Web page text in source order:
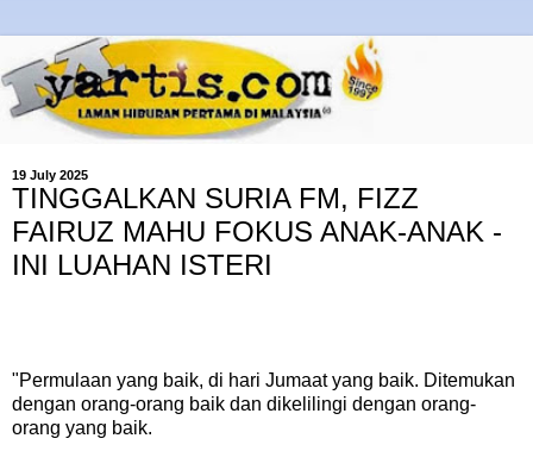
19 July 2025
TINGGALKAN SURIA FM, FIZZ
FAIRUZ MAHU FOKUS ANAK-ANAK -
INI LUAHAN ISTERI
"Permulaan yang baik, di hari Jumaat yang baik. Ditemukan
dengan orang-orang baik dan dikelilingi dengan orang-
orang yang baik.